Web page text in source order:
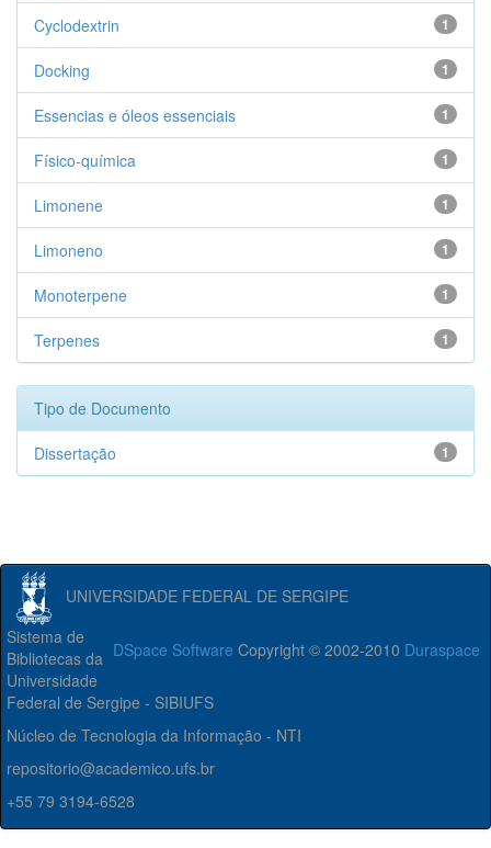
1
Cyclodextrin
1
Docking
1
Essencias e óleos essenciais
1
Físico-química
1
Limonene
1
Limoneno
1
Monoterpene
1
Terpenes
Tipo de Documento
1
Dissertação
UNIVERSIDADE FEDERAL DE SERGIPE
DSpace Software Copyright © 2002-2010 Duraspace
Sistema de
Bibliotecas da
Universidade
Federal de Sergipe - SIBIUFS
Núcleo de Tecnologia da Informação - NTI
repositorio@academico.ufs.br
+55 79 3194-6528